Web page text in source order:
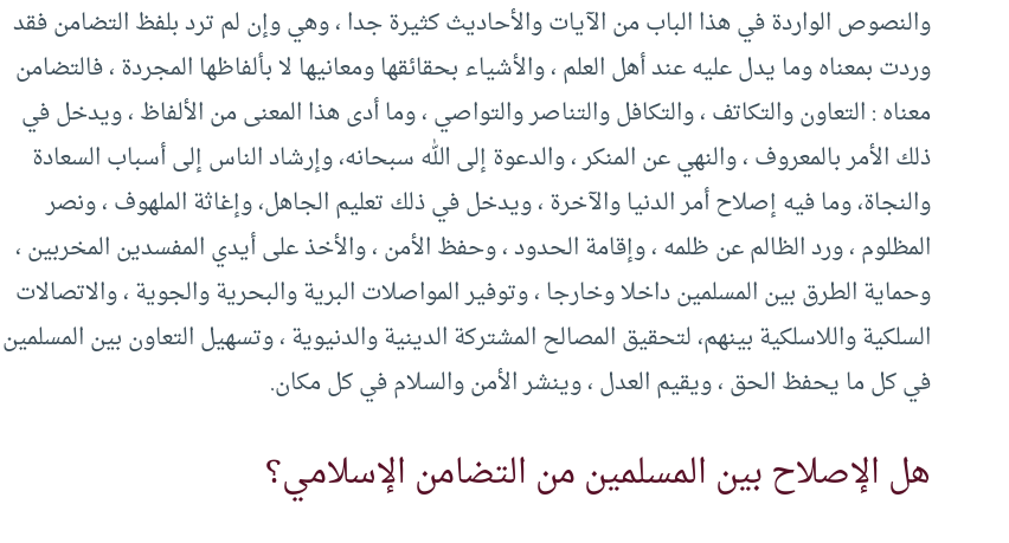
والنصوص الواردة في هذا الباب من الآيات والأحاديث كثيرة جدا ، وهي وإن لم ترد بلفظ التضامن فقد
وردت بمعناه وما يدل عليه عند أهل العلم ، والأشياء بحقائقها ومعانيها لا بألفاظها المجردة ، فالتضامن
معناه : التعاون والتكاتف ، والتكافل والتناصر والتواصي ، وما أدى هذا المعنى من الألفاظ ، ويدخل في
ذلك الأمر بالمعروف ، والنهي عن المنكر ، والدعوة إلى الله سبحانه، وإرشاد الناس إلى أسباب السعادة
والنجاة، وما فيه إصلاح أمر الدنيا والآخرة ، ويدخل في ذلك تعليم الجاهل، وإغاثة الملهوف ، ونصر
المظلوم ، ورد الظالم عن ظلمه ، وإقامة الحدود ، وحفظ الأمن ، والأخذ على أيدي المفسدين المخربين ،
وحماية الطرق بين المسلمين داخلا وخارجا ، وتوفير المواصلات البرية والبحرية والجوية ، والاتصالات
السلكية واللاسلكية بينهم، لتحقيق المصالح المشتركة الدينية والدنيوية ، وتسهيل التعاون بين المسلمين
في كل ما يحفظ الحق ، ويقيم العدل ، وينشر الأمن والسلام في كل مكان.
هل الإصلاح بين المسلمين من التضامن الإسلامي؟